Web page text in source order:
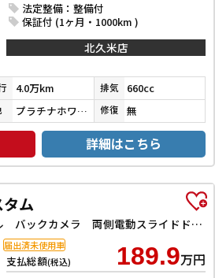
法定整備：整備付
保証付 (1ヶ月・1000km )
北久米店
4.0万km 排気 660cc
プラチナホワイトパール 修復 無
詳細はこちら
ム
ターボ ブラックスタイル バックカメラ 両側電動スライドドア クリアランスソナー オートクルーズコントロール レーンアシスト オートライト スマートキー アイドリングストップ 電動格納ミラー シートヒーター CVT ESC
支払総額(税込) 189.9万円
届出済未使用車